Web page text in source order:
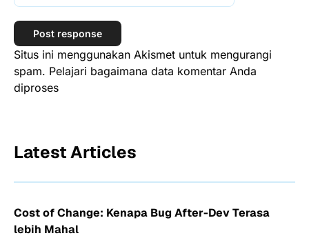
Situs ini menggunakan Akismet untuk mengurangi
spam. Pelajari bagaimana data komentar Anda
diproses
Latest Articles
Cost of Change: Kenapa Bug After-Dev Terasa
lebih Mahal